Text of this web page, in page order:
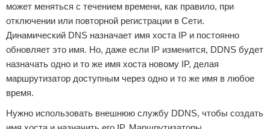
может меняться с течением времени, как правило, при
отключении или повторной регистрации в Сети.
Динамический DNS назначает имя хоста IP и постоянно
обновляет это имя. Но, даже если IP изменится, DDNS будет
назначать одно и то же имя хоста новому IP, делая
маршрутизатор доступным через одно и то же имя в любое
время.
Нужно использовать внешнюю службу DDNS, чтобы создать